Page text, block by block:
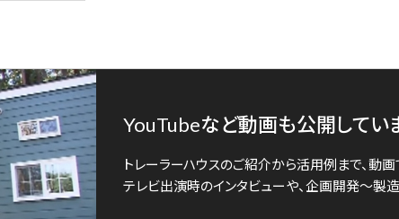
YouTubeなど動画も公開してい
トレーラーハウスのご紹介から活用例まで、動画
テレビ出演時のインタビューや、企画開発～製